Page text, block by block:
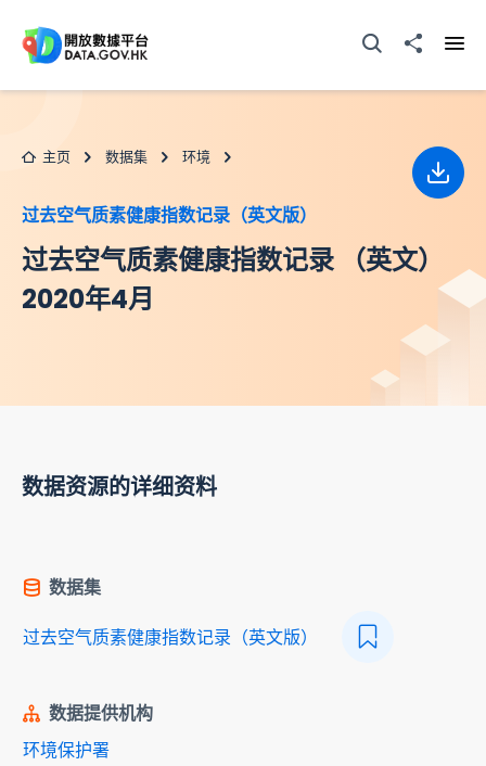
打开搜寻器分享至
主页 数据集 环境
过去空气质素健康指数记录（英文版）
过去空气质素健康指数记录 （英文）
2020年4月
下载
数据资源的详细资料
数据集
过去空气质素健康指数记录（英文版）
数据提供机构
环境保护署